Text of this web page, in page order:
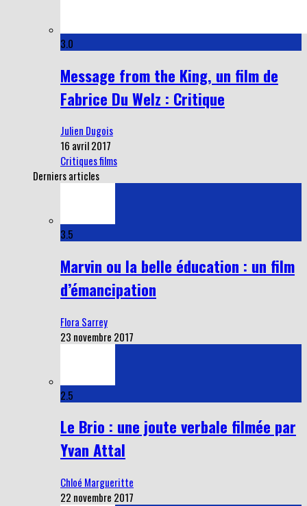
3.0
Message from the King, un film de
Fabrice Du Welz : Critique
Julien Dugois
16 avril 2017
Critiques films
Derniers articles
3.5
Marvin ou la belle éducation : un film
d’émancipation
Flora Sarrey
23 novembre 2017
2.5
Le Brio : une joute verbale filmée par
Yvan Attal
Chloé Margueritte
22 novembre 2017